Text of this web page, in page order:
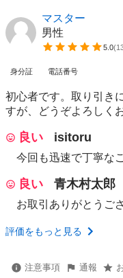
マスター
男性
5.0(
身分証 電話番号
初心者です。取り引き
すが、どうぞよろしく
良い isitoru
今回も迅速で丁寧な
良い 青木村太郎
お取引ありがとうご
評価をもっと見る
注意事項 通報